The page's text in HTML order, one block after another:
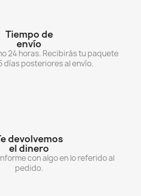
Tiempo de
envío
24 horas. Recibirás tu paquete
días posteriores al envío.
devolvemos
el dinero
con algo en lo referido al
pedido.